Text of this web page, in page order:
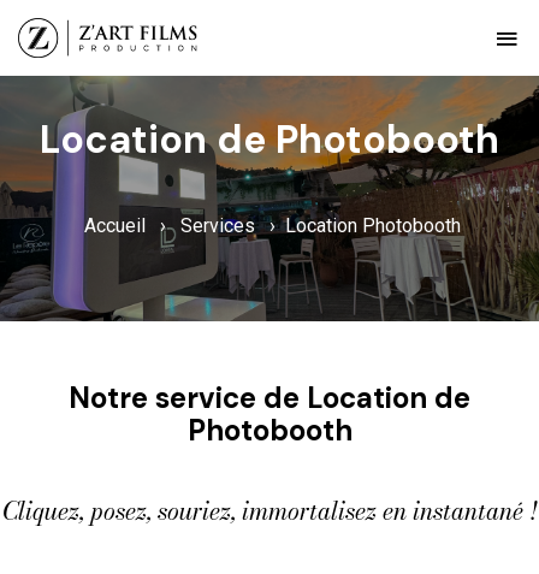
Location de Photobooth
Accueil › Services › Location Photobooth
Notre service de Location de
Photobooth
Cliquez, posez, souriez, immortalisez en instantané !